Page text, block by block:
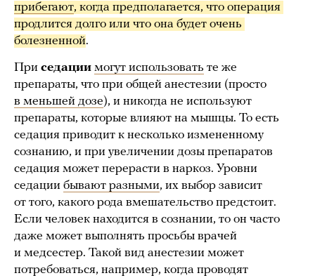
прибегают, когда предполагается, что операция
продлится долго или что она будет очень
болезненной.
При седации могут использовать те же
препараты, что при общей анестезии (просто
в меньшей дозе), и никогда не используют
препараты, которые влияют на мышцы. То есть
седация приводит к несколько измененному
сознанию, и при увеличении дозы препаратов
седация может перерасти в наркоз. Уровни
седации бывают разными, их выбор зависит
от того, какого рода вмешательство предстоит.
Если человек находится в сознании, то он часто
даже может выполнять просьбы врачей
и медсестер. Такой вид анестезии может
потребоваться, например, когда проводят